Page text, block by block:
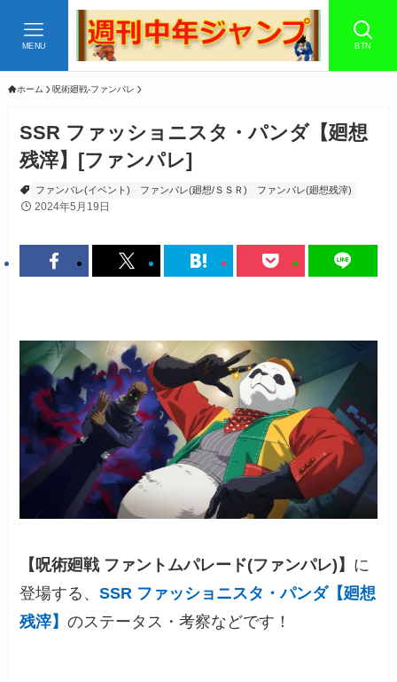
BTN
MENU
ホーム 呪術廻戦-ファンパレ
SSR ファッショニスタ・パンダ【廻想
残滓】[ファンパレ]
ファンパレ(イベント) ファンパレ(廻想/ＳＳＲ) ファンパレ(廻想残滓)
2024年5月19日
【呪術廻戦 ファントムパレード(ファンパレ)】 に
登場する、SSR ファッショニスタ・パンダ【廻想
残滓】のステータス・考察などです！